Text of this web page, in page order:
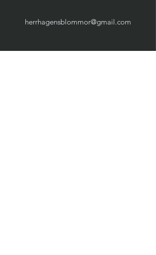
herrhagensblommor@gmail.com